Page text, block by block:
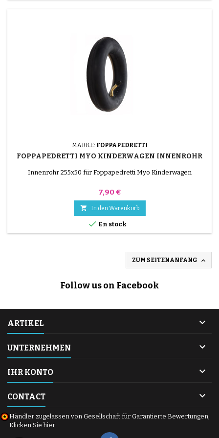
MARKE: FOPPAPEDRETTI
FOPPAPEDRETTI MYO KINDERWAGEN INNENROHR
Innenrohr 255x50 für Foppapedretti Myo Kinderwagen
Preis
7,90 €
 In den Warenkorb
 En stock
ZUM SEITENANFANG 
Follow us on Facebook
ARTIKEL 
UNTERNEHMEN 
IHR KONTO 
CONTACT 
Händler zugelassen von Gesellschaft für Garantierte Bewertungen,
Klicken Sie hier.